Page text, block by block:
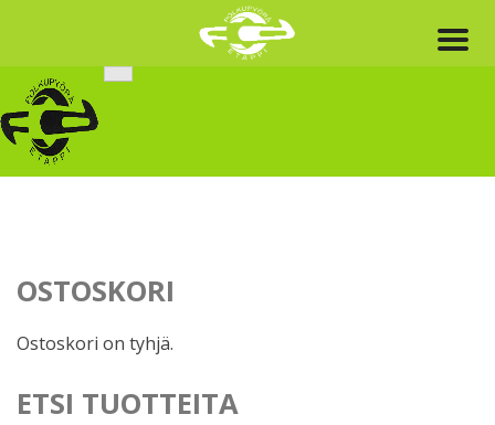
content
OSTOSKORI
Ostoskori on tyhjä.
ETSI TUOTTEITA